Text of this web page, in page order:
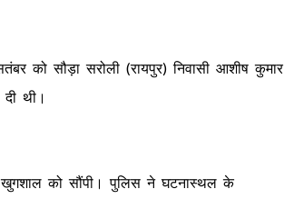
को सौड़ा सरोली (रायपुर) निवासी आशीष कुमार
थी।
खुगशाल को सौंपी। पुलिस ने घटनास्थल के